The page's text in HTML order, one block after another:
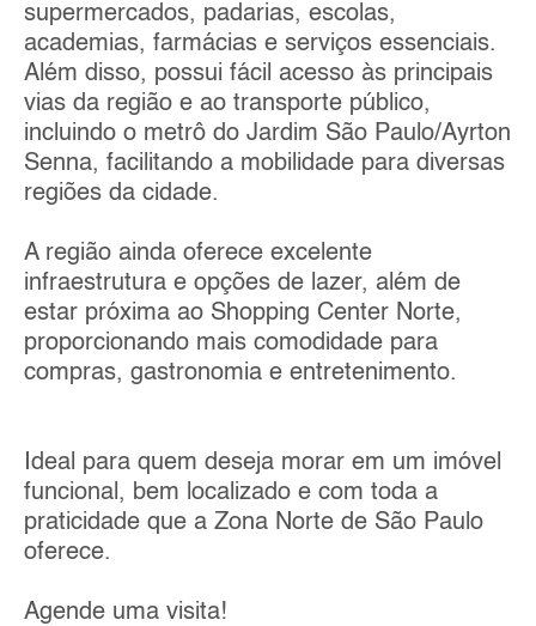
supermercados, padarias, escolas,
academias, farmácias e serviços essenciais.
Além disso, possui fácil acesso às principais
vias da região e ao transporte público,
incluindo o metrô do Jardim São Paulo/Ayrton
Senna, facilitando a mobilidade para diversas
regiões da cidade.
A região ainda oferece excelente
infraestrutura e opções de lazer, além de
estar próxima ao Shopping Center Norte,
proporcionando mais comodidade para
compras, gastronomia e entretenimento.
Ideal para quem deseja morar em um imóvel
funcional, bem localizado e com toda a
praticidade que a Zona Norte de São Paulo
oferece.
Agende uma visita!